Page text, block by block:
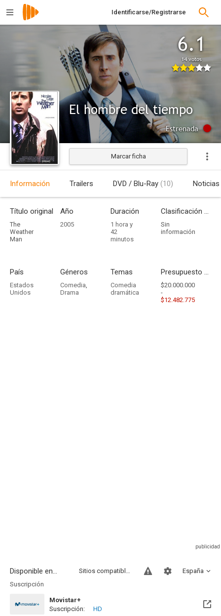
Identificarse/Registrarse
6.1
14 votos
El hombre del tiempo
Estrenada
Marcar ficha
Información Trailers DVD / Blu-Ray (10) Noticias
Título original
The
Weather
Man
Año
2005
Duración
1 hora y
42
minutos
Clasificación por edades
Sin
información
País
Estados
Unidos
Géneros
Comedia,
Drama
Temas
Comedia
dramática
Presupuesto - Ingresos
$20.000.000
-
$12.482.775
Disponible en... España
Sitios compatibles
Suscripción
Movistar+
Disponible hasta el Jue, 31 Dic 2026 (Quedan 4 meses)
Suscripción: HD